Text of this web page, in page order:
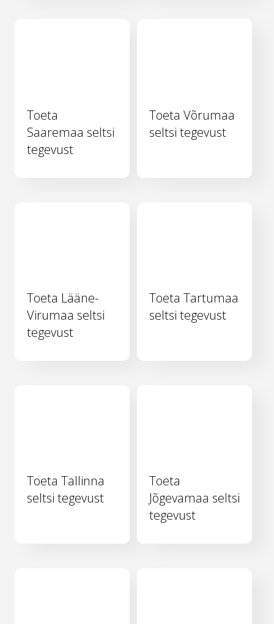
Toeta
Saaremaa seltsi
tegevust
Toeta Võrumaa
seltsi tegevust
Toeta Lääne-
Virumaa seltsi
tegevust
Toeta Tartumaa
seltsi tegevust
Toeta Tallinna
seltsi tegevust
Toeta
Jõgevamaa seltsi
tegevust